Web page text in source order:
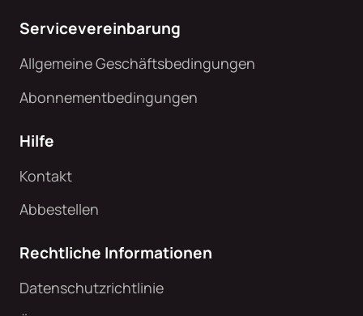
Servicevereinbarung
Allgemeine Geschäftsbedingungen
Abonnementbedingungen
Hilfe
Kontakt
Abbestellen
Rechtliche Informationen
Datenschutzrichtlinie